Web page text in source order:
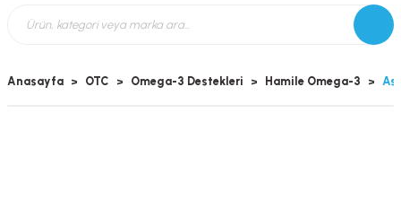
Anasayfa OTC Omega-3 Destekleri Hamile Omega-3